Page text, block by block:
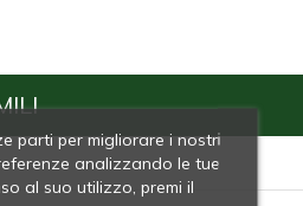
parti per migliorare i nostri
analizzando le tue
al suo utilizzo, premi il